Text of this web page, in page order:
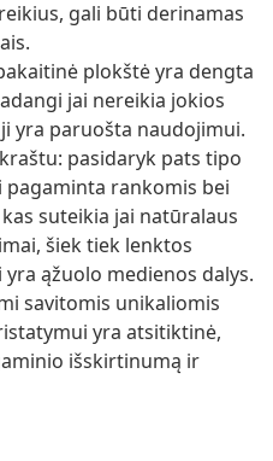
gali būti derinamas
plokštė yra dengta
jai nereikia jokios
yra paruošta naudojimui.
pasidaryk pats tipo
rankomis bei
suteikia jai natūralaus
šiek tiek lenktos
ąžuolo medienos dalys.
savitomis unikaliomis
yra atsitiktinė,
išskirtinumą ir